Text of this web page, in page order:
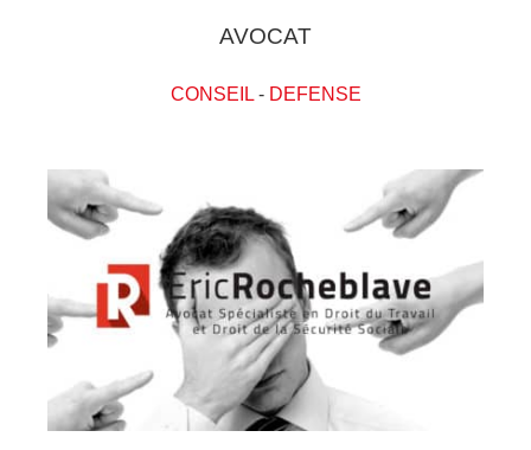
AVOCAT
CONSEIL- DEFENSE